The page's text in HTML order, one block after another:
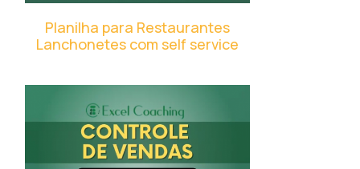
Planilha para Restaurantes
Lanchonetes com self service